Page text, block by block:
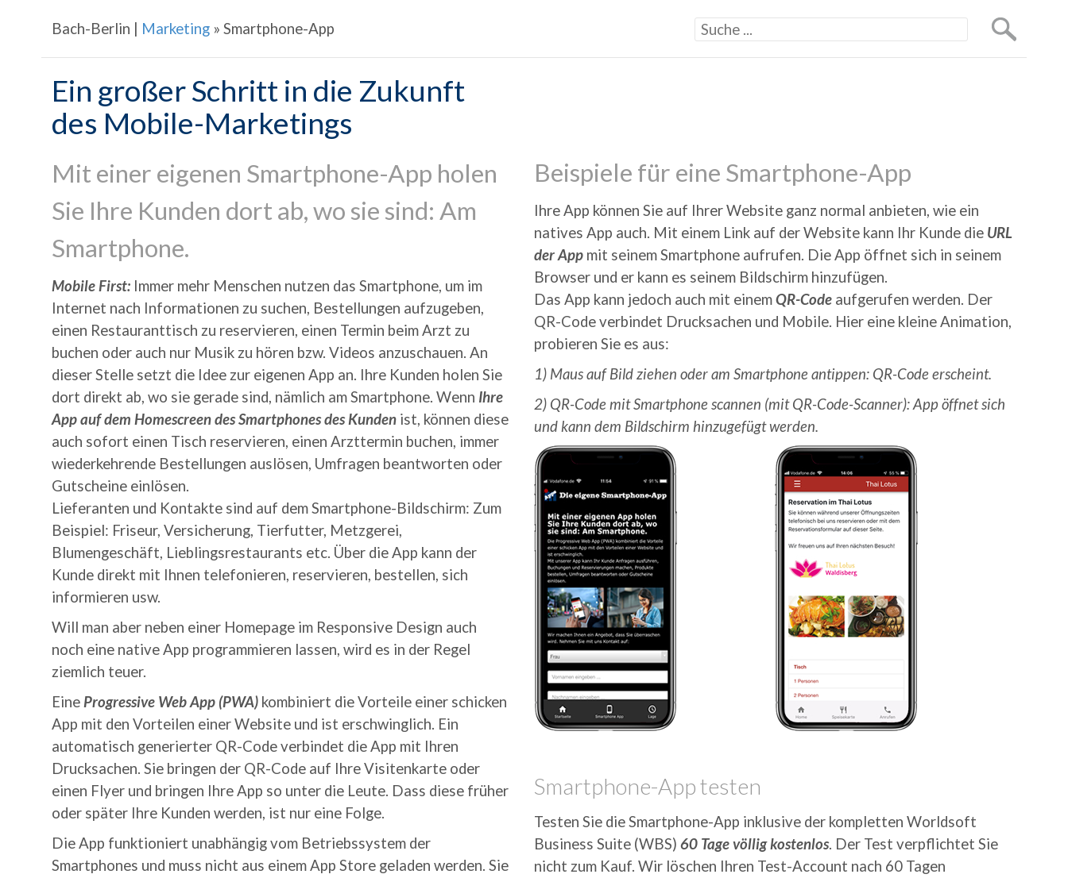
Bach-Berlin | Marketing » Smartphone-App
Ein großer Schritt in die Zukunft
des Mobile-Marketings
Mit einer eigenen Smartphone-App holen
Sie Ihre Kunden dort ab, wo sie sind: Am
Smartphone.
Mobile First: Immer mehr Menschen nutzen das Smartphone, um im
Internet nach Informationen zu suchen, Bestellungen aufzugeben,
einen Restauranttisch zu reservieren, einen Termin beim Arzt zu
buchen oder auch nur Musik zu hören bzw. Videos anzuschauen. An
dieser Stelle setzt die Idee zur eigenen App an. Ihre Kunden holen Sie
dort direkt ab, wo sie gerade sind, nämlich am Smartphone. Wenn Ihre
App auf dem Homescreen des Smartphones des Kunden ist, können diese
auch sofort einen Tisch reservieren, einen Arzttermin buchen, immer
wiederkehrende Bestellungen auslösen, Umfragen beantworten oder
Gutscheine einlösen.
Lieferanten und Kontakte sind auf dem Smartphone-Bildschirm: Zum
Beispiel: Friseur, Versicherung, Tierfutter, Metzgerei,
Blumengeschäft, Lieblingsrestaurants etc. Über die App kann der
Kunde direkt mit Ihnen telefonieren, reservieren, bestellen, sich
informieren usw.
Will man aber neben einer Homepage im Responsive Design auch
noch eine native App programmieren lassen, wird es in der Regel
ziemlich teuer.
Eine Progressive Web App (PWA) kombiniert die Vorteile einer schicken
App mit den Vorteilen einer Website und ist erschwinglich. Ein
automatisch generierter QR-Code verbindet die App mit Ihren
Drucksachen. Sie bringen der QR-Code auf Ihre Visitenkarte oder
einen Flyer und bringen Ihre App so unter die Leute. Dass diese früher
oder später Ihre Kunden werden, ist nur eine Folge.
Die App funktioniert unabhängig vom Betriebssystem der
Smartphones und muss nicht aus einem App Store geladen werden. Sie
Beispiele für eine Smartphone-App
Ihre App können Sie auf Ihrer Website ganz normal anbieten, wie ein
natives App auch. Mit einem Link auf der Website kann Ihr Kunde die URL
der App mit seinem Smartphone aufrufen. Die App öffnet sich in seinem
Browser und er kann es seinem Bildschirm hinzufügen.
Das App kann jedoch auch mit einemQR-Code aufgerufen werden. Der
QR-Code verbindet Drucksachen und Mobile. Hier eine kleine Animation,
probieren Sie es aus:
1) Maus auf Bild ziehen oder am Smartphone antippen: QR-Code erscheint.
2) QR-Code mit Smartphone scannen (mit QR-Code-Scanner): App öffnet sich
und kann dem Bildschirm hinzugefügt werden.
Smartphone-App testen
Testen Sie die Smartphone-App inklusive der kompletten Worldsoft
Business Suite (WBS) 60 Tage völlig kostenlos. Der Test verpflichtet Sie
nicht zum Kauf. Wir löschen Ihren Test-Account nach 60 Tagen